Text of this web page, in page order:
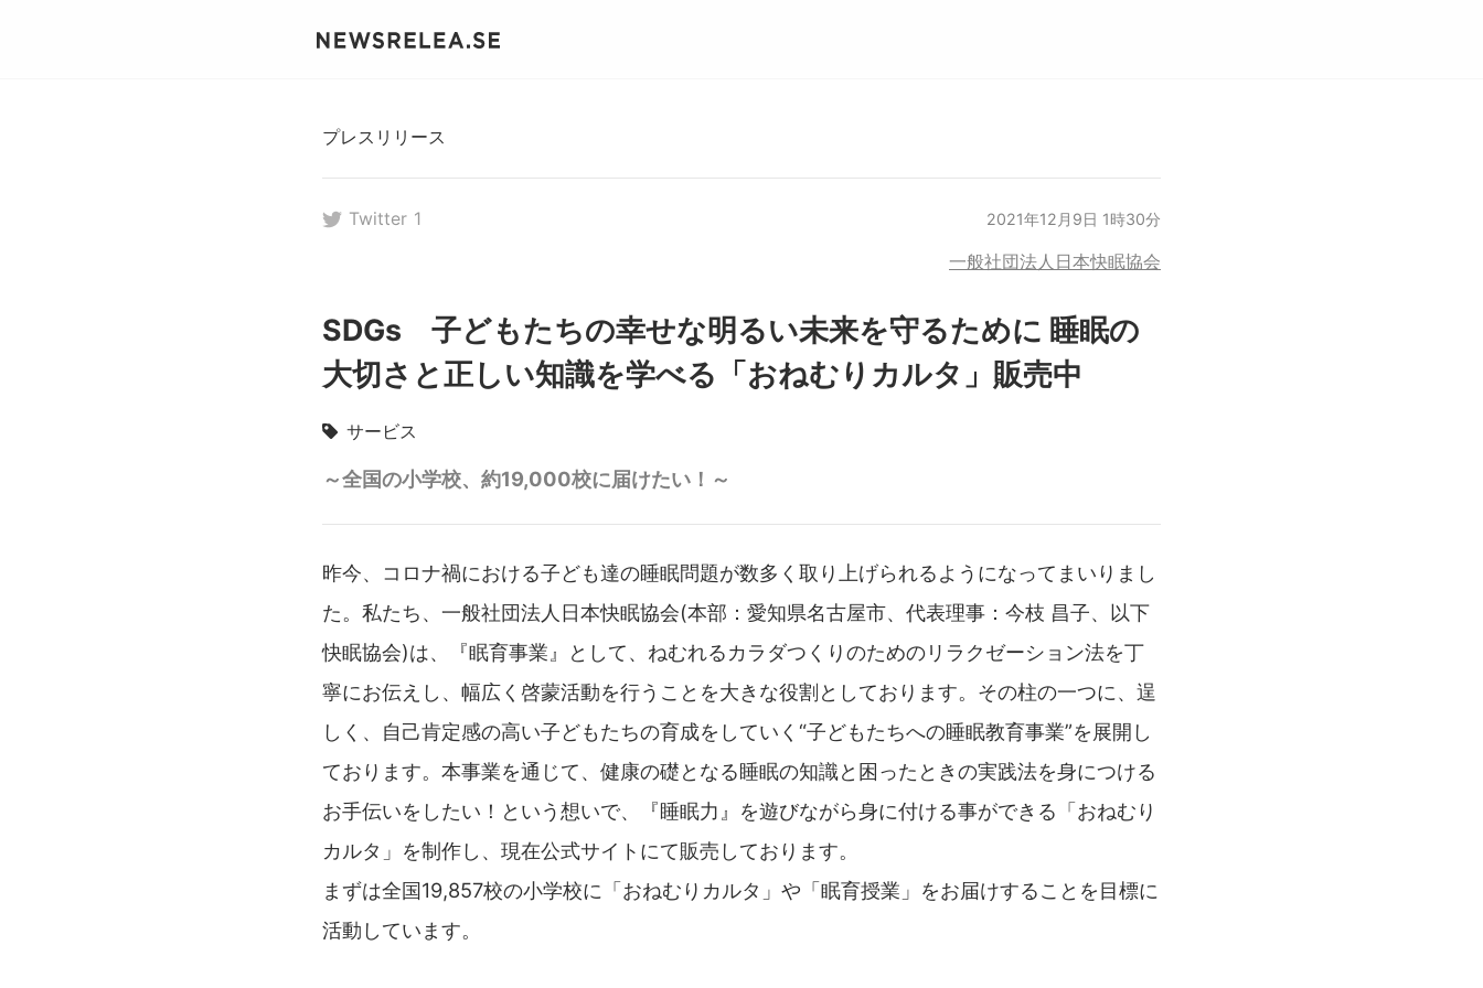
プレスリリース
Twitter 1 2021年12月9日 1時30分
一般社団法人日本快眠協会
SDGs 子どもたちの幸せな明るい未来を守るために 睡眠の
大切さと正しい知識を学べる「おねむりカルタ」販売中
サービス
～全国の小学校、約19,000校に届けたい！～
昨今、コロナ禍における子ども達の睡眠問題が数多く取り上げられるようになってまいりまし
た。私たち、一般社団法人日本快眠協会(本部：愛知県名古屋市、代表理事：今枝 昌子、以下
快眠協会)は、『眠育事業』として、ねむれるカラダつくりのためのリラクゼーション法を丁
寧にお伝えし、幅広く啓蒙活動を行うことを大きな役割としております。その柱の一つに、逞
しく、自己肯定感の高い子どもたちの育成をしていく“子どもたちへの睡眠教育事業”を展開し
ております。本事業を通じて、健康の礎となる睡眠の知識と困ったときの実践法を身につける
お手伝いをしたい！という想いで、『睡眠力』を遊びながら身に付ける事ができる「おねむり
カルタ」を制作し、現在公式サイトにて販売しております。
まずは全国19,857校の小学校に「おねむりカルタ」や「眠育授業」をお届けすることを目標に
活動しています。